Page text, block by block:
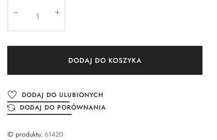
DODAJ DO KOSZYKA
DODAJ DO ULUBIONYCH
DODAJ DO PORÓWNANIA
ID produktu: 61420